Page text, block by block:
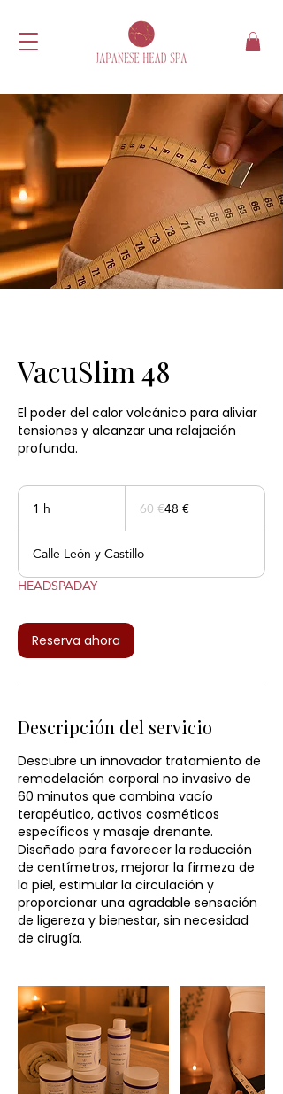
VacuSlim 48
El poder del calor volcánico para aliviar
tensiones y alcanzar una relajación
profunda.
1 h 60 €48 €
Calle León y Castillo
HEADSPADAY
Reserva ahora
Descripción del servicio
Descubre un innovador tratamiento de
remodelación corporal no invasivo de
60 minutos que combina vacío
terapéutico, activos cosméticos
específicos y masaje drenante.
Diseñado para favorecer la reducción
de centímetros, mejorar la firmeza de
la piel, estimular la circulación y
proporcionar una agradable sensación
de ligereza y bienestar, sin necesidad
de cirugía.